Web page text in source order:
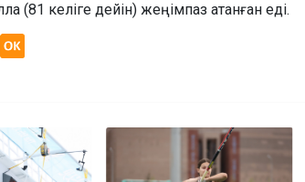
(81 келіге дейін) жеңімпаз атанған еді.